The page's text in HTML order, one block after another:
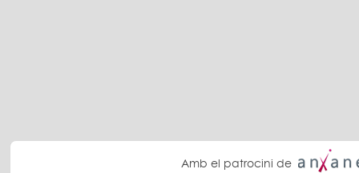
Amb el patrocini de